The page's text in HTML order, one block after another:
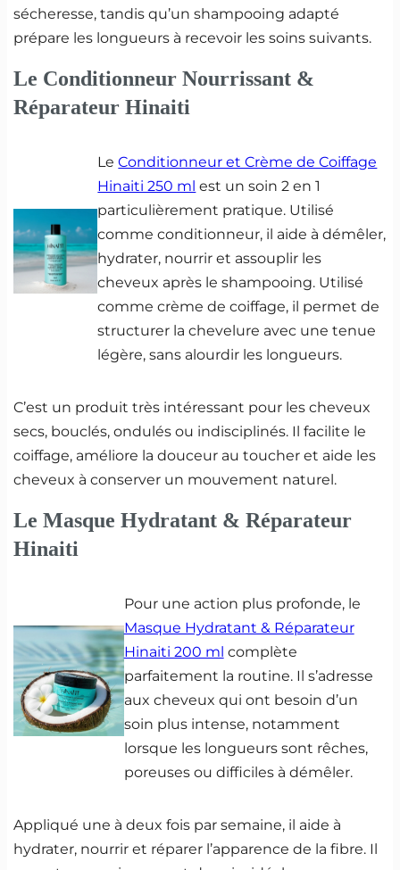
sécheresse, tandis qu’un shampooing adapté
prépare les longueurs à recevoir les soins suivants.
Le Conditionneur Nourrissant &
Réparateur Hinaiti
LeConditionneur et Crème de Coiffage
Hinaiti 250 ml est un soin 2 en 1
particulièrement pratique. Utilisé
comme conditionneur, il aide à démêler,
hydrater, nourrir et assouplir les
cheveux après le shampooing. Utilisé
comme crème de coiffage, il permet de
structurer la chevelure avec une tenue
légère, sans alourdir les longueurs.
C’est un produit très intéressant pour les cheveux
secs, bouclés, ondulés ou indisciplinés. Il facilite le
coiffage, améliore la douceur au toucher et aide les
cheveux à conserver un mouvement naturel.
Le Masque Hydratant & Réparateur
Hinaiti
Pour une action plus profonde, le
Masque Hydratant & Réparateur
Hinaiti 200 ml complète
parfaitement la routine. Il s’adresse
aux cheveux qui ont besoin d’un
soin plus intense, notamment
lorsque les longueurs sont rêches,
poreuses ou difficiles à démêler.
Appliqué une à deux fois par semaine, il aide à
hydrater, nourrir et réparer l’apparence de la fibre. Il